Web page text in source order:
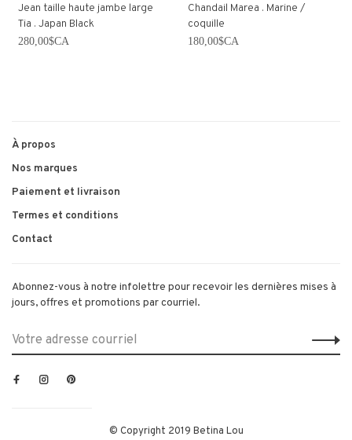
Jean taille haute jambe large
Tia . Japan Black
280,00$CA
Chandail Marea . Marine /
coquille
180,00$CA
À propos
Nos marques
Paiement et livraison
Termes et conditions
Contact
Abonnez-vous à notre infolettre pour recevoir les dernières mises à
jours, offres et promotions par courriel.